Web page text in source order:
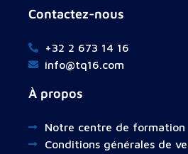
Contactez-nous
+32 2 673 14 16
info@tq16.com
À propos
Notre centre de formation
Conditions générales de